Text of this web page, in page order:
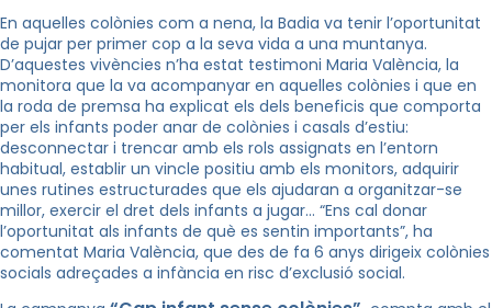
En aquelles colònies com a nena, la Badia va tenir l’oportunitat
de pujar per primer cop a la seva vida a una muntanya.
D’aquestes vivències n’ha estat testimoni Maria València, la
monitora que la va acompanyar en aquelles colònies i que en
la roda de premsa ha explicat els dels beneficis que comporta
per els infants poder anar de colònies i casals d’estiu:
desconnectar i trencar amb els rols assignats en l’entorn
habitual, establir un vincle positiu amb els monitors, adquirir
unes rutines estructurades que els ajudaran a organitzar-se
millor, exercir el dret dels infants a jugar… “Ens cal donar
l’oportunitat als infants de què es sentin importants”, ha
comentat Maria València, que des de fa 6 anys dirigeix colònies
socials adreçades a infància en risc d’exclusió social.